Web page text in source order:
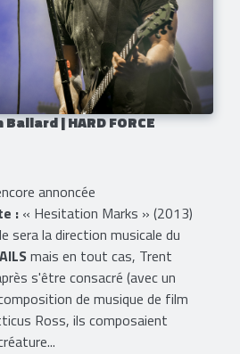
| HARD FORCE
annoncée
: « Hesitation Marks » (2013)
sera la direction musicale du
mais en tout cas, Trent
s'être consacré (avec un
de musique de film
Ross, ils composaient